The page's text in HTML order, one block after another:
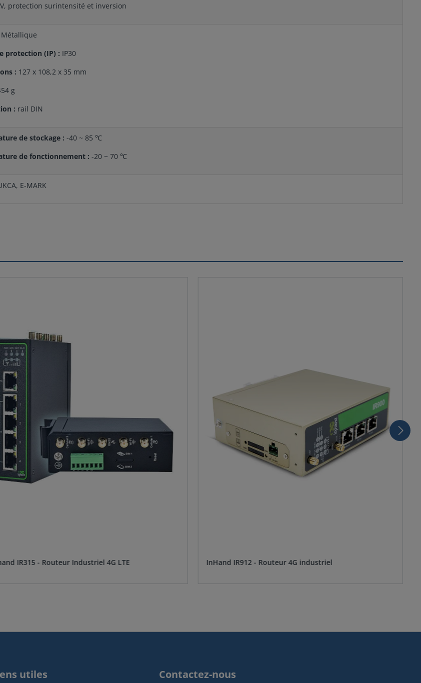
V, protection surintensité et inversion
Métallique
protection (IP) : IP30
: 127 x 108,2 x 35 mm
g
: rail DIN
de stockage : -40 ~ 85 ℃
de fonctionnement : -20 ~ 70 ℃
E-MARK
IR315 - Routeur Industriel 4G LTE InHand IR912 - Routeur 4G industriel
utiles Contactez-nous